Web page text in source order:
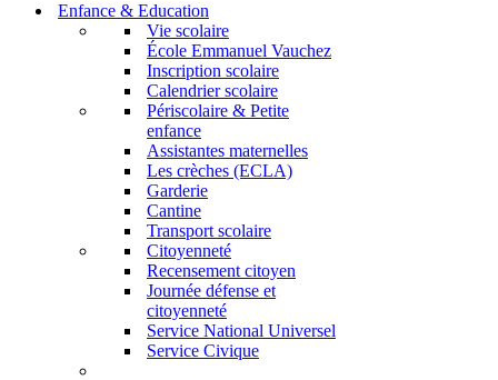
Enfance & Education
Vie scolaire
École Emmanuel Vauchez
Inscription scolaire
Calendrier scolaire
Périscolaire & Petite
enfance
Assistantes maternelles
Les crèches (ECLA)
Garderie
Cantine
Transport scolaire
Citoyenneté
Recensement citoyen
Journée défense et
citoyenneté
Service National Universel
Service Civique